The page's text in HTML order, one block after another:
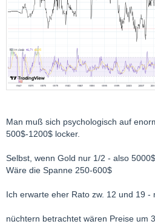
Man muß sich psychologisch auf
500$-1200$ locker.
Selbst, wenn Gold nur 1/2 - also 5000$
Wäre die Spanne 250-600$
Ich erwarte eher Rato zw. 12 und 19 -
nüchtern betrachtet wären Preise um